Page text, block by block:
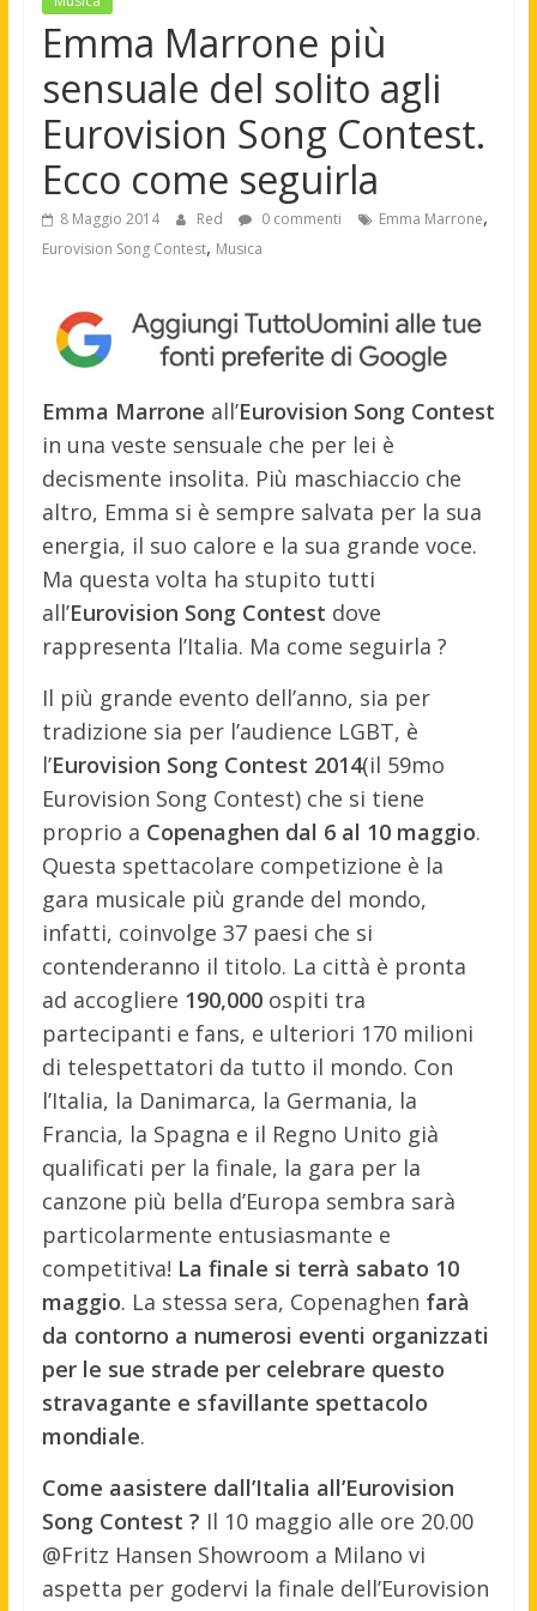
Emma Marrone più
sensuale del solito agli
Eurovision Song Contest.
Ecco come seguirla
8 Maggio 2014 Red 0 commenti Emma Marrone,
Eurovision Song Contest, Musica
Emma Marrone all’Eurovision Song Contest
in una veste sensuale che per lei è
decismente insolita. Più maschiaccio che
altro, Emma si è sempre salvata per la sua
energia, il suo calore e la sua grande voce.
Ma questa volta ha stupito tutti
all’Eurovision Song Contest dove
rappresenta l’Italia. Ma come seguirla ?
Il più grande evento dell’anno, sia per
tradizione sia per l’audience LGBT, è
l’Eurovision Song Contest 2014(il 59mo
Eurovision Song Contest) che si tiene
proprio a Copenaghen dal 6 al 10 maggio.
Questa spettacolare competizione è la
gara musicale più grande del mondo,
infatti, coinvolge 37 paesi che si
contenderanno il titolo. La città è pronta
ad accogliere 190,000ospiti tra
partecipanti e fans, e ulteriori 170 milioni
di telespettatori da tutto il mondo. Con
l’Italia, la Danimarca, la Germania, la
Francia, la Spagna e il Regno Unito già
qualificati per la finale, la gara per la
canzone più bella d’Europa sembra sarà
particolarmente entusiasmante e
competitiva! La finale si terrà sabato 10
maggio. La stessa sera, Copenaghen farà
da contorno a numerosi eventi organizzati
per le sue strade per celebrare questo
stravagante e sfavillante spettacolo
mondiale.
Come aasistere dall’Italia all’Eurovision
Song Contest ? Il 10 maggio alle ore 20.00
@Fritz Hansen Showroom a Milano vi
aspetta per godervi la finale dell’Eurovision